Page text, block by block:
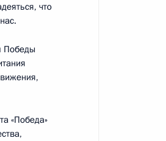
Россиичто
Победы
«Победа»